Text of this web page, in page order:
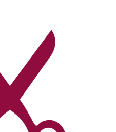
MOUSSE
tworzeniu nowoczesnych
B5, która ochrania i
Wycisnąć pożądaną